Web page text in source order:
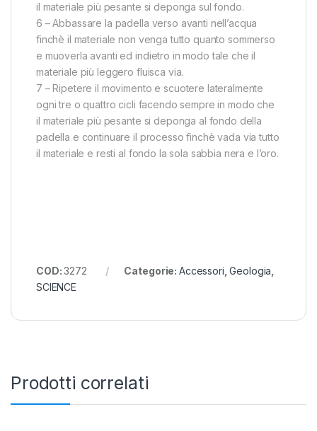
il materiale più pesante si deponga sul fondo.
6 – Abbassare la padella verso avanti nell’acqua
finchè il materiale non venga tutto quanto sommerso
e muoverla avanti ed indietro in modo tale che il
materiale più leggero fluisca via.
7 – Ripetere il movimento e scuotere lateralmente
ogni tre o quattro cicli facendo sempre in modo che
il materiale più pesante si deponga al fondo della
padella e continuare il processo finchè vada via tutto
il materiale e resti al fondo la sola sabbia nera e l’oro.
COD:3272 Categorie: Accessori ,Geologia
SCIENCE
Prodotti correlati